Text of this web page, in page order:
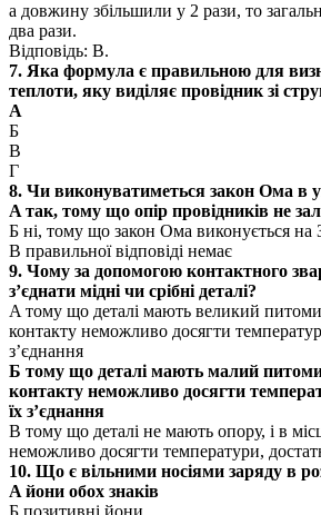
а довжину збільшили у 2 рази, то
два рази.
Відповідь: В.
7. Яка формула є правильною для
теплоти, яку виділяє провідник зі
А
Б
В
Г
8. Чи виконуватиметься закон Ома в
A так, тому що опір провідників не
Б ні, тому що закон Ома виконується на
B правильної відповіді немає
9. Чому за допомогою контактного
з’єднати мідні чи срібні деталі?
A тому що деталі мають великий
контакту неможливо досягти
з’єднання
Б тому що деталі мають малий
контакту неможливо досягти
їх з’єднання
B тому що деталі не мають опору, і в
неможливо досягти температури,
10. Що є вільними носіями заряду в
A йони обох знаків